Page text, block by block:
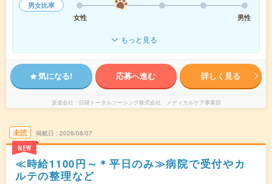
男女比率
女性
男性
もっと見る
気になる! 応募へ進む 詳しく見る
派遣会社 日研トータルソーシング株式会社 メディカルケア事業部
未読
NEW
掲載日 2026/08/07
≪時給1100円～＊平日のみ≫病院で受付やカ
ルテの整理など